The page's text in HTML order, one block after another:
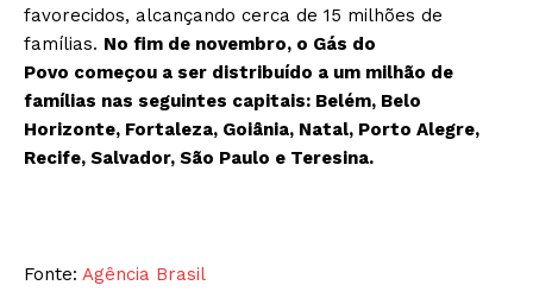
favorecidos, alcançando cerca de 15 milhões de
famílias. No fim de novembro, o Gás do
Povo começou a ser distribuído a um milhão de
famílias nas seguintes capitais: Belém, Belo
Horizonte, Fortaleza, Goiânia, Natal, Porto Alegre,
Recife, Salvador, São Paulo e Teresina.
Fonte: Agência Brasil